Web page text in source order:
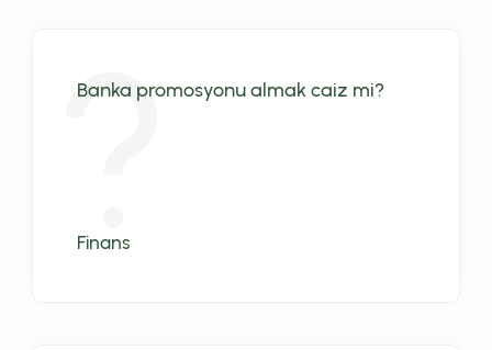
Banka promosyonu almak caiz mi?
Finans